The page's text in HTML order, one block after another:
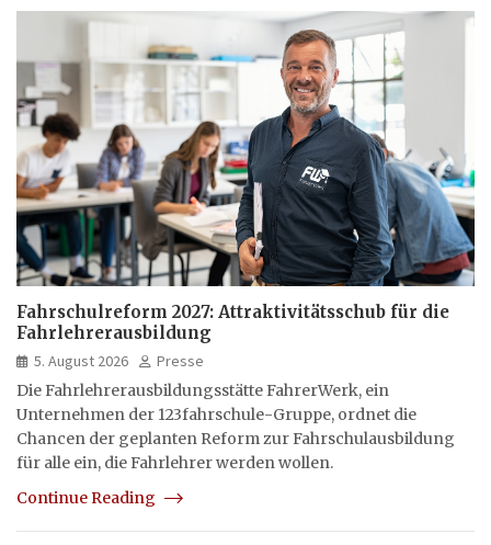
Fahrschulreform 2027: Attraktivitätsschub für die
Fahrlehrerausbildung
5. August 2026
Presse
Die Fahrlehrerausbildungsstätte FahrerWerk, ein
Unternehmen der 123fahrschule-Gruppe, ordnet die
Chancen der geplanten Reform zur Fahrschulausbildung
für alle ein, die Fahrlehrer werden wollen.
Continue Reading